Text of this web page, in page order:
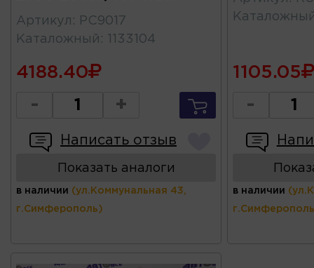
Артикул :
PC9017
Каталожный : 1133104
4188.40
- +
Написать отзыв
Показать аналоги
в наличии (ул.Коммунальная 43,
г.Симферополь)
1105.05
-
в наличии